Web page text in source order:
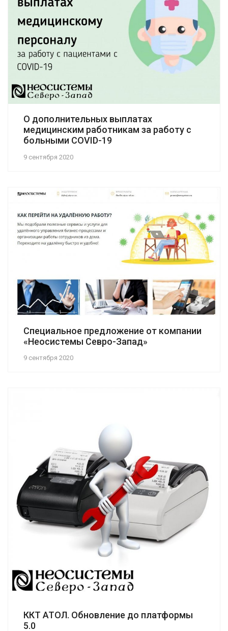
О дополнительных выплатах
медицинским работникам за работу с
больными COVID-19
9 сентября 2020
Специальное предложение от компании
«Неосистемы Севро-Запад»
9 сентября 2020
ККТ АТОЛ. Обновление до платформы
5.0